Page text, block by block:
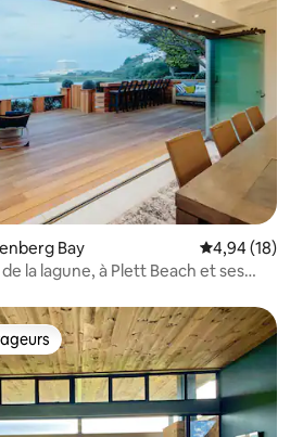
Bay Évaluation
4,94 (18)
la lagune, à Plett Beach et ses
les plus appréciés